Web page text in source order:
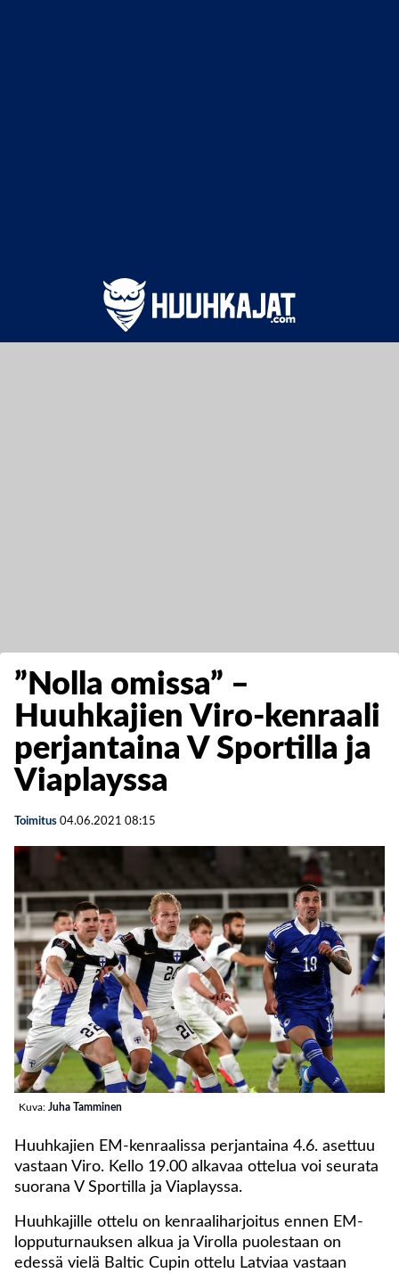
”Nolla omissa” –
Huuhkajien Viro-kenraali
perjantaina V Sportilla ja
Viaplayssa
Toimitus 04.06.2021 08:15
Kuva: Juha Tamminen
Huuhkajien EM-kenraalissa perjantaina 4.6. asettuu
vastaan Viro. Kello 19.00 alkavaa ottelua voi seurata
suorana V Sportilla ja Viaplayssa.
Huuhkajille ottelu on kenraaliharjoitus ennen EM-
lopputurnauksen alkua ja Virolla puolestaan on
edessä vielä Baltic Cupin ottelu Latviaa vastaan